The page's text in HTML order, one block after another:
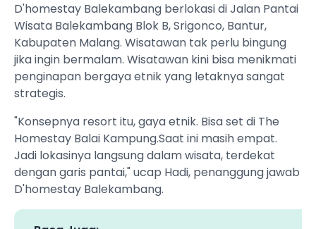
D'homestay Balekambang berlokasi di Jalan Pantai
Wisata Balekambang Blok B, Srigonco, Bantur,
Kabupaten Malang. Wisatawan tak perlu bingung
jika ingin bermalam. Wisatawan kini bisa menikmati
penginapan bergaya etnik yang letaknya sangat
strategis.
"Konsepnya resort itu, gaya etnik. Bisa set di The
Homestay Balai Kampung.Saat ini masih empat.
Jadi lokasinya langsung dalam wisata, terdekat
dengan garis pantai," ucap Hadi, penanggung jawab
D'homestay Balekambang.